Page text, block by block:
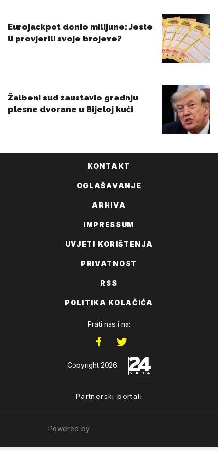
KONTAKT
OGLAŠAVANJE
ARHIVA
IMPRESSUM
UVJETI KORIŠTENJA
PRIVATNOST
RSS
POLITIKA KOLAČIĆA
Prati nas i na:
Copyright 2026.
Partnerski portali
Powered by: